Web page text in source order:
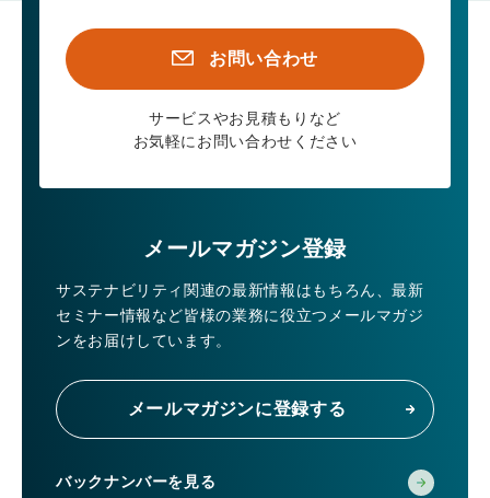
お問い合わせ
サービスやお見積もりなど
お気軽にお問い合わせください
メールマガジン登録
サステナビリティ関連の最新情報はもちろん、最新
セミナー情報など皆様の業務に役立つメールマガジ
ンをお届けしています。
メールマガジンに登録する
バックナンバーを見る